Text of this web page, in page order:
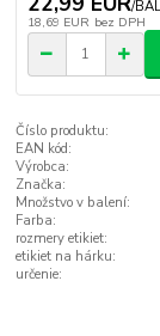
/
18,69 EUR bez DPH
Číslo produktu:
EAN kód:
Výrobca:
Značka:
Množstvo v balení:
Farba:
rozmery etikiet:
etikiet na hárku:
určenie: